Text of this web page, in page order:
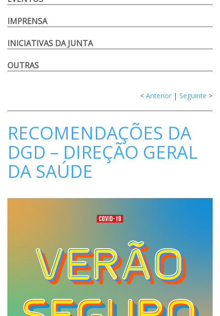
IMPRENSA
INICIATIVAS DA JUNTA
OUTRAS
< Anterior | Seguinte >
RECOMENDAÇÕES DA
DGD – DIREÇÃO GERAL
DA SAÚDE